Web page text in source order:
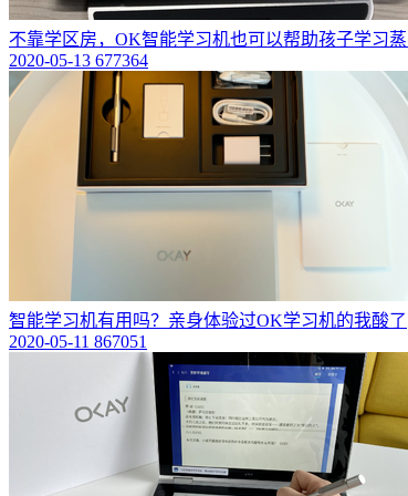
不靠学区房，OK智能学习机也可以帮助孩子学习
2020-05-13 677364
智能学习机有用吗？亲身体验过OK学习机的我酸了
2020-05-11 867051